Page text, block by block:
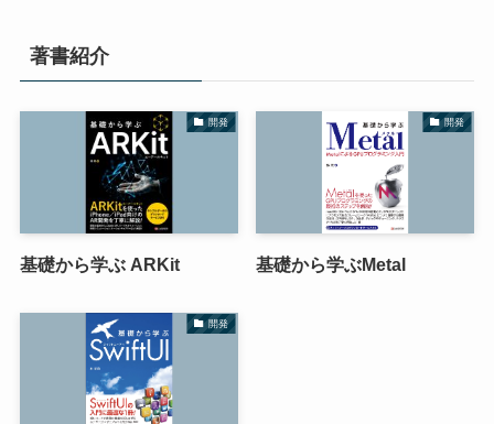
著書紹介
開発
基礎から学ぶ ARKit
開発
基礎から学ぶMetal
開発